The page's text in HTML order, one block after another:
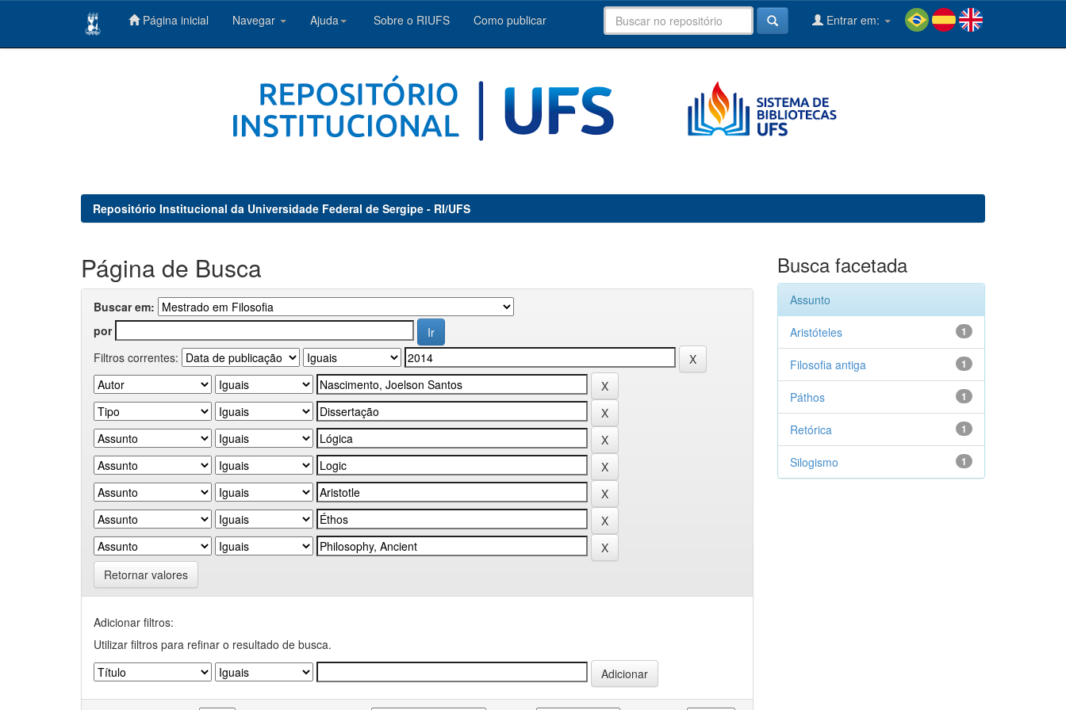
Página inicial Navegar Ajuda Sobre o RIUFS Como publicar Entrar em:
Repositório Institucional da Universidade Federal de Sergipe - RI/UFS
Página de Busca
Buscar em:
por
Filtros correntes:
Retornar valores
Adicionar filtros:
Utilizar filtros para refinar o resultado de busca.
Busca facetada
Assunto
1
Aristóteles
1
Filosofia antiga
1
Páthos
1
Retórica
1
Silogismo